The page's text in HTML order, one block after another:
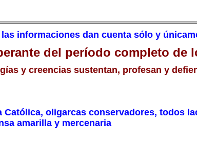
informaciones dan cuenta sólo y
del período completo de
y creencias sustentan, profesan y
oligarcas conservadores, todos
amarilla y mercenaria